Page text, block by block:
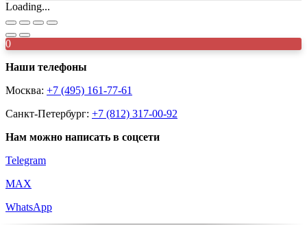
Loading...
0
Наши телефоны
Москва: +7 (495) 161-77-61
Санкт-Петербург: +7 (812) 317-00-92
Нам можно написать в соцсети
Telegram
MAX
WhatsApp